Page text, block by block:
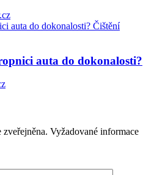
Čištění
auta do dokonalosti?
zveřejněna. Vyžadované informace